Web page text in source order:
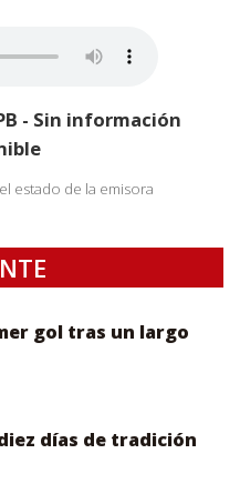
- Sin información
estado de la emisora
gol tras un largo
días de tradición